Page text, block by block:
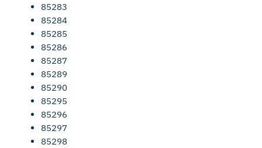
85283
85284
85285
85286
85287
85289
85290
85295
85296
85297
85298